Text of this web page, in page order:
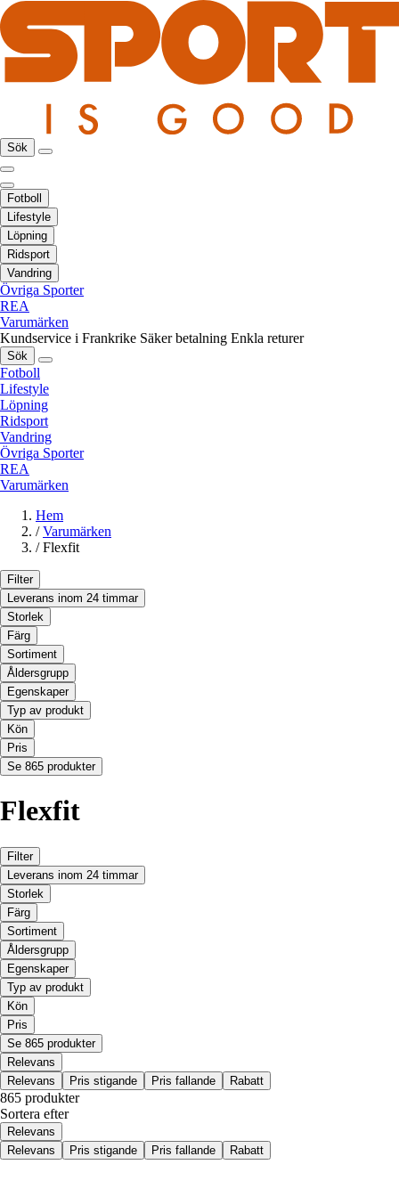
Sök
Fotboll
Lifestyle
Löpning
Ridsport
Vandring
Övriga Sporter
REA
Varumärken
Kundservice i Frankrike Säker betalning Enkla returer
Sök
Fotboll
Lifestyle
Löpning
Ridsport
Vandring
Övriga Sporter
REA
Varumärken
Hem
/ Varumärken
/ Flexfit
Filter
Leverans inom 24 timmar
Storlek
Färg
Sortiment
Åldersgrupp
Egenskaper
Typ av produkt
Kön
Pris
Se 865 produkter
Flexfit
Filter
Leverans inom 24 timmar
Storlek
Färg
Sortiment
Åldersgrupp
Egenskaper
Typ av produkt
Kön
Pris
Se 865 produkter
Relevans
Relevans
Pris stigande Pris fallande Rabatt
865 produkter
Sortera efter
Relevans
Relevans
Pris stigande Pris fallande Rabatt